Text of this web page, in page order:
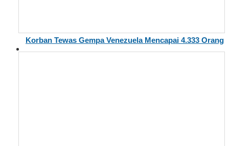
Korban Tewas Gempa Venezuela Mencapai 4.333 Orang